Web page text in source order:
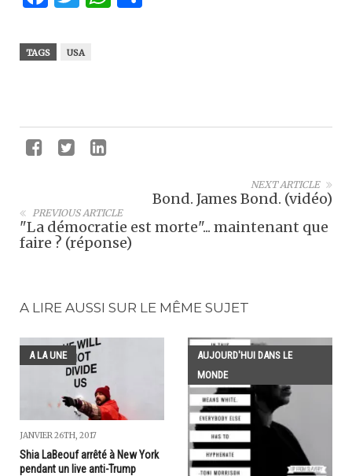
TAGS USA
NEXT ARTICLE
Bond. James Bond. (vidéo)
PREVIOUS ARTICLE
"La démocratie est morte"... maintenant que
faire ? (réponse)
A LIRE AUSSI SUR LE MÊME SUJET
A LA UNE
JANVIER 26TH, 2017
Shia LaBeouf arrêté à New York
pendant un live anti-Trump
AUJOURD'HUI DANS LE
MONDE